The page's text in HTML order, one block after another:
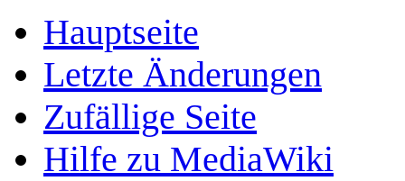
Hauptseite
Letzte Änderungen
Zufällige Seite
Hilfe zu MediaWiki